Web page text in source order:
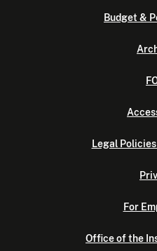
Budget &
Legal
For
Office of the